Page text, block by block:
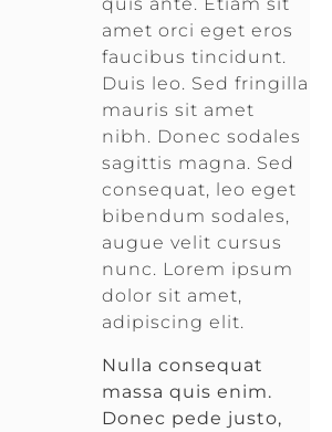
quis ante. Etiam sit
amet orci eget eros
faucibus tincidunt.
Duis leo. Sed fringilla
mauris sit amet
nibh. Donec sodales
sagittis magna. Sed
consequat, leo eget
bibendum sodales,
augue velit cursus
nunc. Lorem ipsum
dolor sit amet,
adipiscing elit.
Nulla consequat
massa quis enim.
Donec pede justo,